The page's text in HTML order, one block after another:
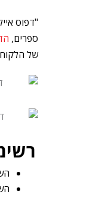
"דפוס
ספרים,
של הלקוח